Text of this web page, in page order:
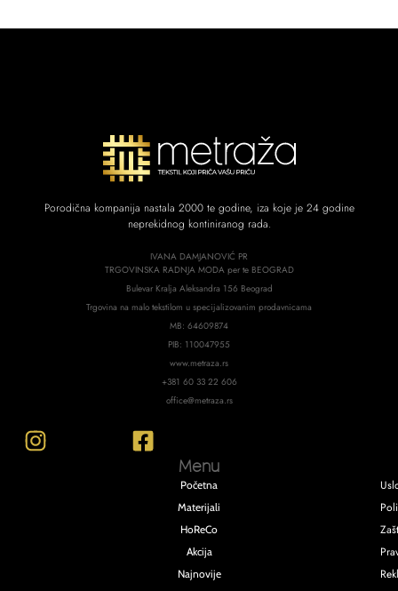
Porodična kompanija nastala 2000 te godine, iza koje je 24 godine
neprekidnog kontiniranog rada.
IVANA DAMJANOVIĆ PR
TRGOVINSKA RADNJA MODA per te BEOGRAD
Bulevar Kralja Aleksandra 156 Beograd
Trgovina na malo tekstilom u specijalizovanim prodavnicama
MB: 64609874
PIB: 110047955
www.metraza.rs
+381 60 33 22 606
office@metraza.rs
Menu
Početna
Materijali
HoReCo
Akcija
Najnovije